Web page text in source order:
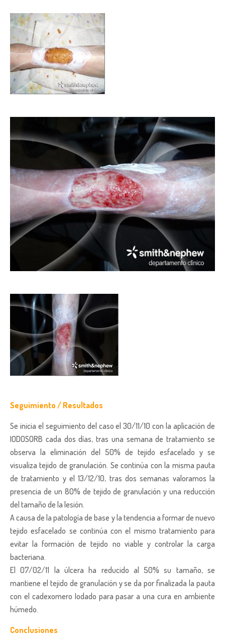
Seguimiento / Resultados
Se inicia el seguimiento del caso el 30/11/10 con la aplicación de
IODOSORB cada dos días, tras una semana de tratamiento se
observa la eliminación del 50% de tejido esfacelado y se
visualiza tejido de granulación. Se continúa con la misma pauta
de tratamiento y el 13/12/10, tras dos semanas valoramos la
presencia de un 80% de tejido de granulación y una reducción
del tamaño de la lesión.
A causa de la patología de base y la tendencia a formar de nuevo
tejido esfacelado se continúa con el mismo tratamiento para
evitar la formación de tejido no viable y controlar la carga
bacteriana.
El 07/02/11 la úlcera ha reducido al 50% su tamaño, se
mantiene el tejido de granulación y se da por finalizada la pauta
con el cadexomero Iodado para pasar a una cura en ambiente
húmedo.
Conclusiones